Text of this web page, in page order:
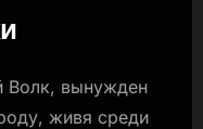
Волк, вынужден
живя среди